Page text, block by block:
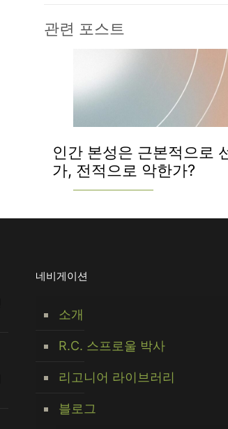
관련 포스트
인간 본성은 근본적으로
가, 전적으로 악한가?
네비게이션
소개
R.C. 스프로울 박사
리고니어 라이브러리
블로그